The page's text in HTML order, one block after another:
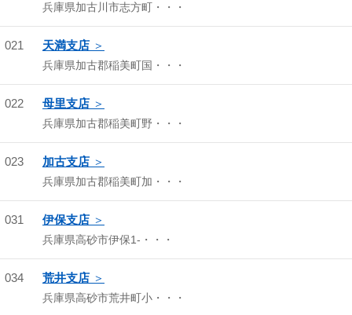
兵庫県加古川市志方町・・・
021 天満支店
兵庫県加古郡稲美町国・・・
022 母里支店
兵庫県加古郡稲美町野・・・
023 加古支店
兵庫県加古郡稲美町加・・・
031 伊保支店
兵庫県高砂市伊保1-・・・
034 荒井支店
兵庫県高砂市荒井町小・・・